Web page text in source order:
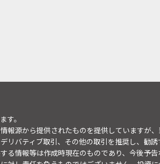
す。
報源から提供されたものを提供していますが
リバティブ取引、その他の取引を推奨し、勧
る情報等は作成時現在のものであり、今後予